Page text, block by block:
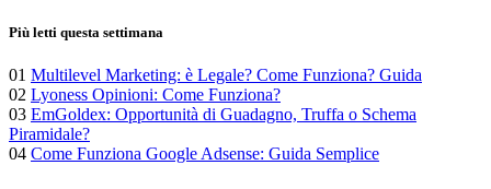
Più letti questa settimana
01 Multilevel Marketing: è Legale? Come Funziona? Guida
02 Lyoness Opinioni: Come Funziona?
03 EmGoldex: Opportunità di Guadagno, Truffa o Schema
Piramidale?
04 Come Funziona Google Adsense: Guida Semplice